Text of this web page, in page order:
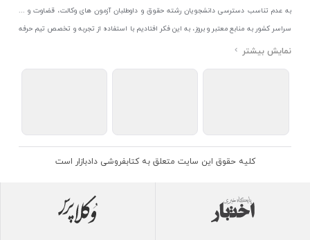
به عدم تناسب دسترسی دانشجویان رشته حقوق و داوطلبان آزمون های وکالت، قضاوت و ...
سراسر کشور به منابع معتبر و بروز، به این فکر افتادیم با استفاده از تجربه و تخصص تیم حرفه
ای اختبار خدمتی جدید به جامعه حقوقی ایران ارائه کنیم. به این منظور با راه اندازی و تجهیز
اتحادیه ناشران و کتابفروشان تهران به منظور ارائه مطمئن ترین خدمات مجموعه بسیار کامل و
معتبری از کتاب های حقوقی را به علاقمندان عرضه کرده ایم. علاوه بر این با بهره گیری از فناوری
اندازی کردیم تا علاقمندان بتوانند با اطمینان کافی و به اتکای اعتبار این مجموعه قدیمی کتاب و
کلیه حقوق این سایت متعلق به کتابفروشی دادبازار است